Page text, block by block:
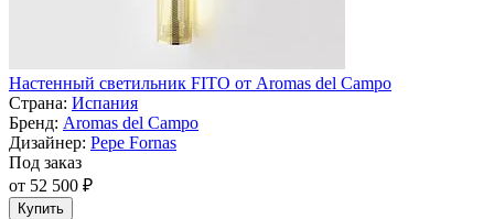
Настенный светильник FITO от Aromas del Campo
Страна: Испания
Бренд: Aromas del Campo
Дизайнер: Pepe Fornas
Под заказ
от 52 500 ₽
Купить